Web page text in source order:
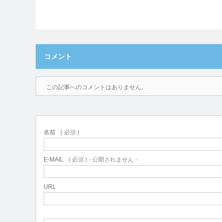
コメント
この記事へのコメントはありません。
名前 ( 必須 )
E-MAIL ( 必須 ) - 公開されません -
URL